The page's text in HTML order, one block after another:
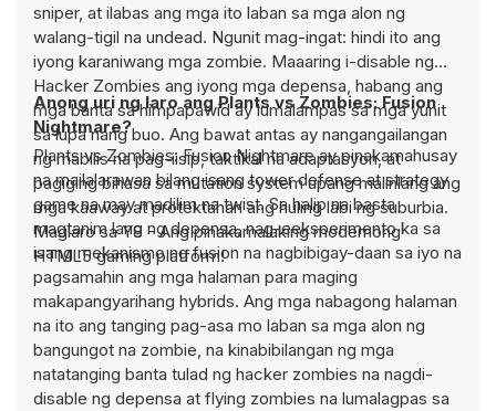
sniper, at ilabas ang mga ito laban sa mga alon ng
walang-tigil na undead. Ngunit mag-ingat: hindi ito ang
iyong karaniwang mga zombie. Maaaring i-disable ng
Hacker Zombies ang iyong mga depensa, habang ang
mga banta sa himpapawid ay lumalampas sa mga yunit
sa lupa nang buo. Ang bawat antas ay nangangailangan
ng mabilis na pag-iisip, taktikal na adaptasyon, at
pagiging bihasa sa mutation system upang malinlang ang
mga kaaway at protektahan ang huling labi ng suburbia.
Maglaro sa Y8 - Ang pinakamalaking modernong
HTML5 gaming platform!
Anong uri ng laro ang Plants vs Zombies: Fusion
Nightmare?
Plants vs Zombies: Fusion Nightmare ay pinakamahusay
na mailalarawan bilang isang tower defense at strategy
game na may madilim na twist. Sa halip na basta
magtanim lang ng depensa, nag-eeksperimento ka sa
isang mekanismo ng fusion na nagbibigay-daan sa iyo na
pagsamahin ang mga halaman para maging
makapangyarihang hybrids. Ang mga nabagong halaman
na ito ang tanging pag-asa mo laban sa mga alon ng
bangungot na zombie, na kinabibilangan ng mga
natatanging banta tulad ng hacker zombies na nagdi-
disable ng depensa at flying zombies na lumalagpas sa